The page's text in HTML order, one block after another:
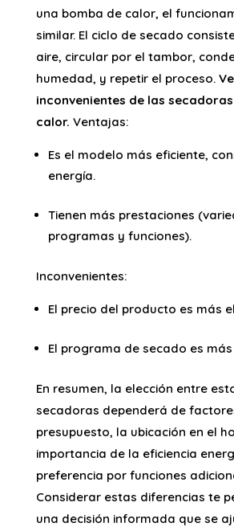
una bomba de calor, el
similar. El ciclo de secado
aire, circular por el tambor,
humedad, y repetir el proceso.
inconvenientes de las
calor. Ventajas:
Es el modelo más eficiente,
energía.
Tienen más prestaciones
programas y funciones).
Inconvenientes:
El precio del producto es más
El programa de secado es
En resumen, la elección entre
secadoras dependerá de
presupuesto, la ubicación en el
importancia de la eficiencia
preferencia por funciones
Considerar estas diferencias te
una decisión informada que se